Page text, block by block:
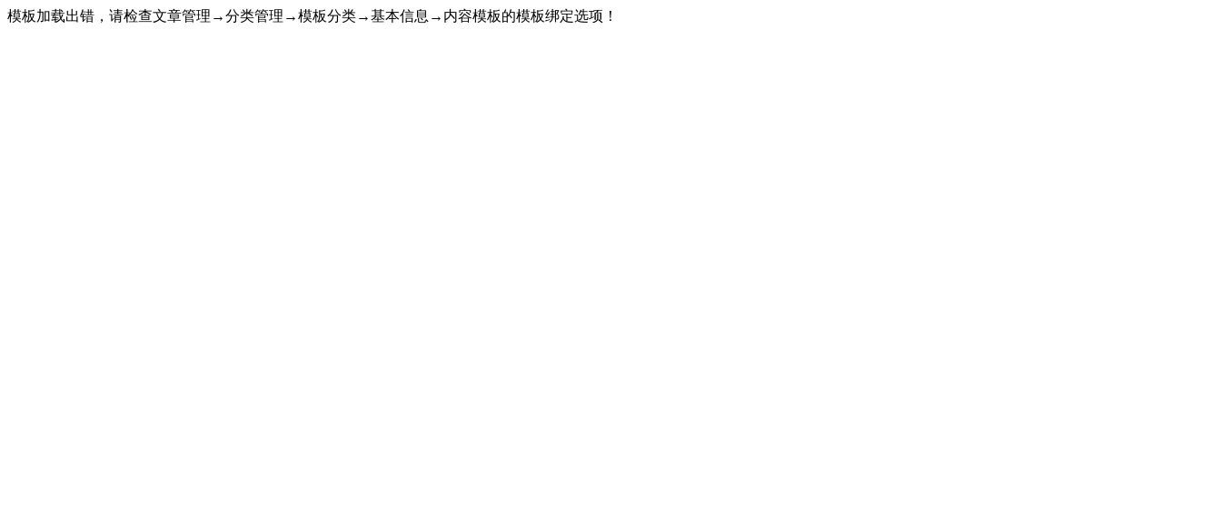
模板加载出错，请检查文章管理→分类管理→模板分类→基本信息→内容模板的模板绑定选项！